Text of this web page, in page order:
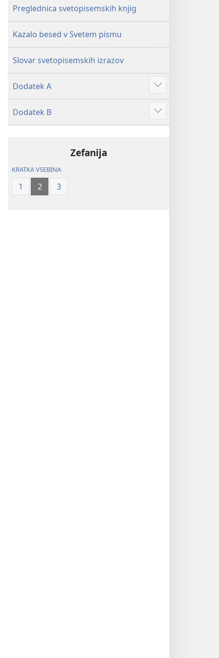
Preglednica svetopisemskih knjig
Kazalo besed v Svetem pismu
Slovar svetopisemskih izrazov
Dodatek A
Prikaži
več
Dodatek B
Prikaži
več
Zefanija
KRATKA VSEBINA
1 2 3